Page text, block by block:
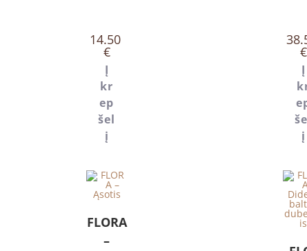
14.50
€
Į
kr
ep
šel
į
€
Į
į
FLORA
–